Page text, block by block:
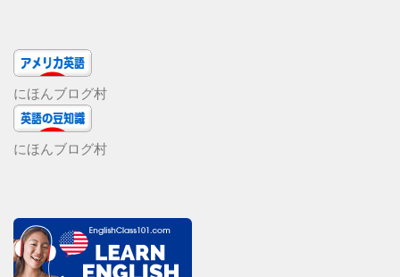
にほんブログ村
にほんブログ村